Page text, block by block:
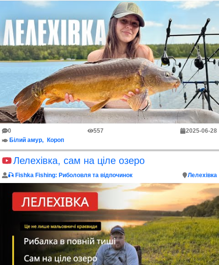
0 557
2025-06-28
Білий амур
Короп
Лелехівка, cам на ціле озеро
🎣 Fishka Fishing: Риболовля та відпочинок Лелехівка